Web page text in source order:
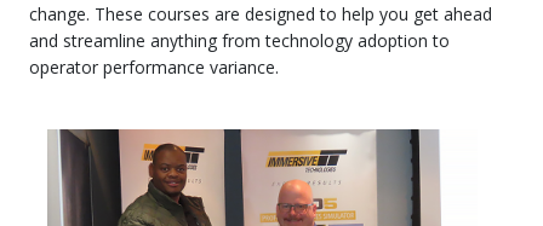
change. These courses are designed to help you get ahead
and streamline anything from technology adoption to
operator performance variance.